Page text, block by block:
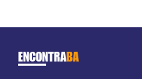
ENCONTRABA